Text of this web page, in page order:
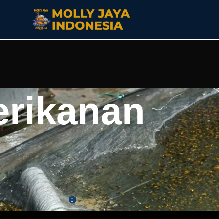
LAIN
Cepat Agar Tidak Gampang
On Juni 5, 2026 0